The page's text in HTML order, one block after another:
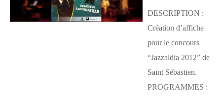
DESCRIPTION :
Création d’affiche
pour le concours
“Jazzaldia 2012” de
Saint Sébastien.
PROGRAMMES :